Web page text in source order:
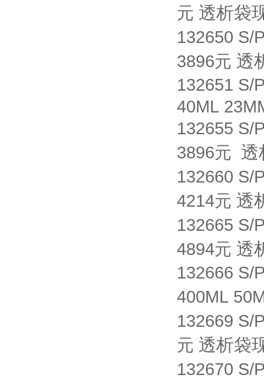
元 透析袋
132650 S/
3896元 透
132651 S/
40ML
132655 S/
3896元 透
132660 S/
4214元 透
132665 S/
4894元 透
132666 S/
400ML
132669 S/
元 透析袋
132670 S/